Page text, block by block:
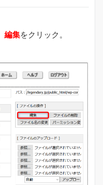
編集をクリック。